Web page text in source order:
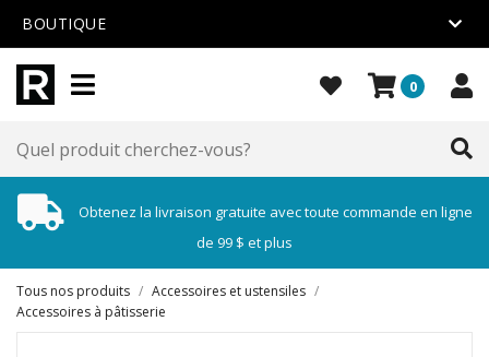
BOUTIQUE
0
Obtenez la livraison gratuite avec toute commande en ligne
de 99 $ et plus
Tous nos produits / Accessoires et ustensiles /
Accessoires à pâtisserie